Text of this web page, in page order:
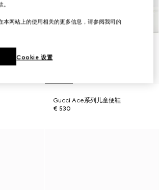
Gucci Ace系列儿童便鞋
€ 530
本网站上的使用相关的更多信息，请参阅我司的
Cookie 设置